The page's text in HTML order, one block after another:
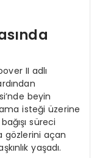
II adlı
beyin
isteği üzerine
süreci
gözlerini açan
yaşadı.